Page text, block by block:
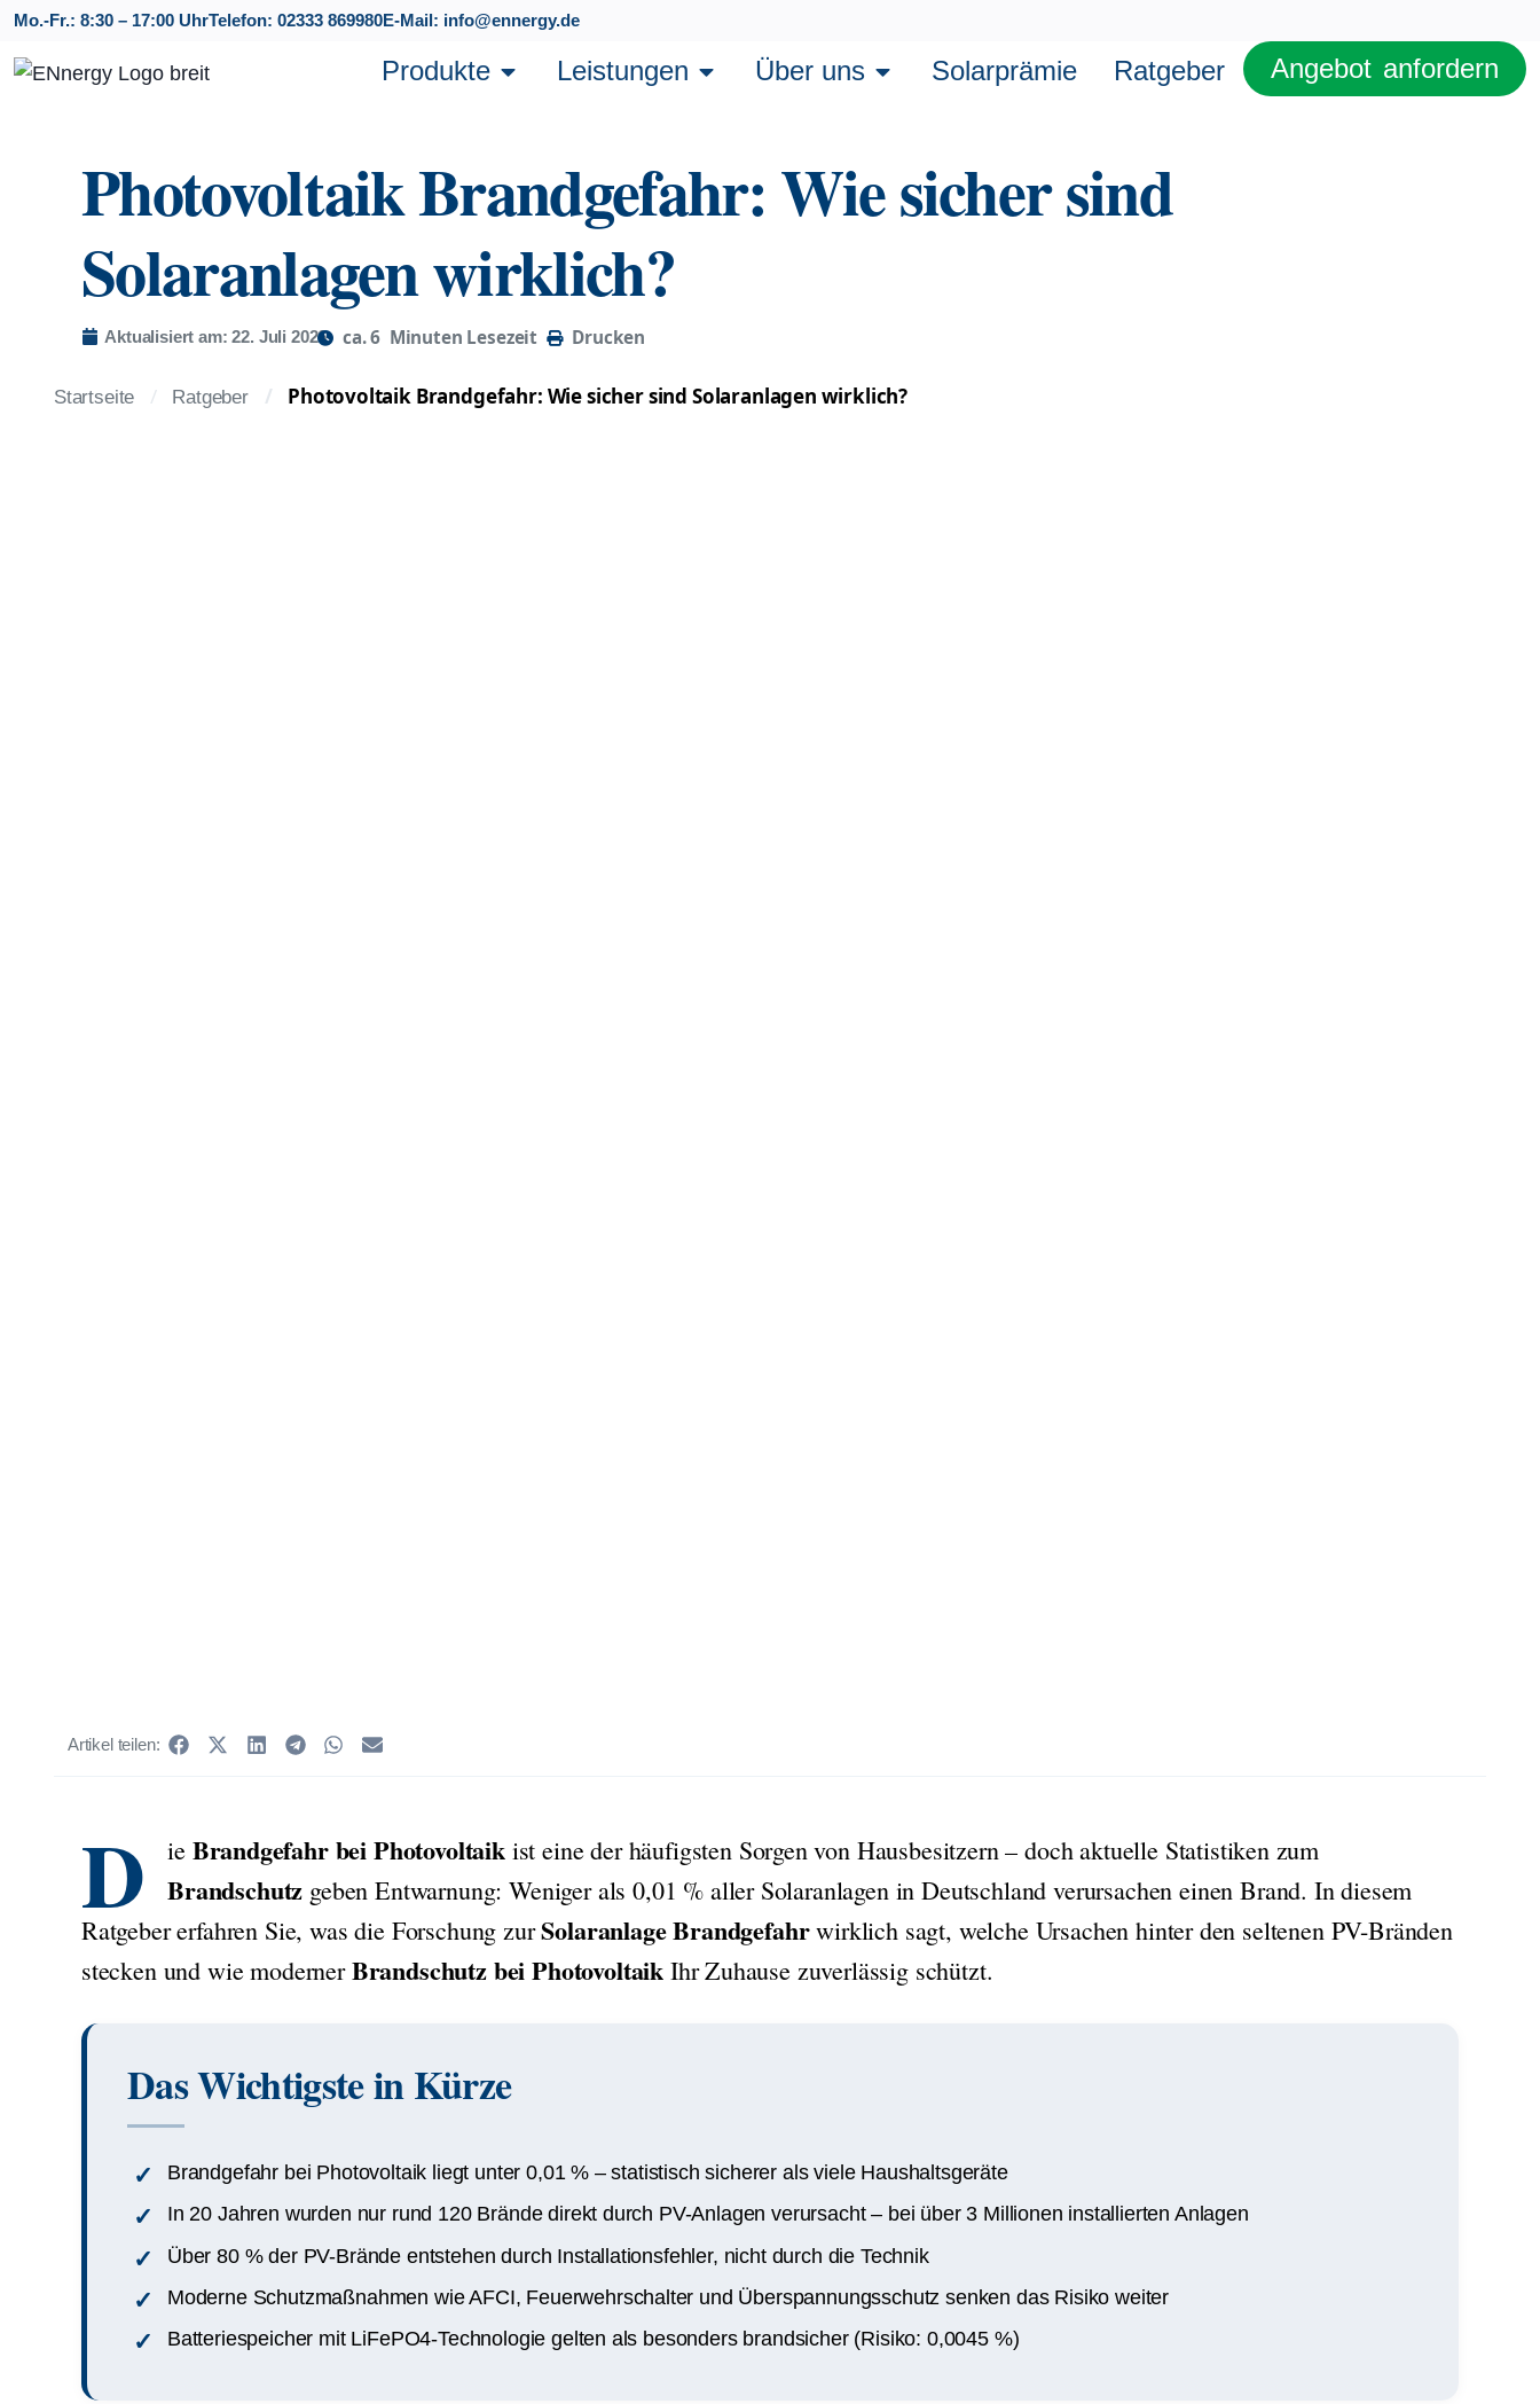
Mo.-Fr.: 8:30 – 17:00 UhrTelefon: 02333 869980E-Mail: info@ennergy.de
Produkte Leistungen Über uns Solarprämie Ratgeber Angebot anfordern
Photovoltaik Brandgefahr: Wie sicher sind
Solaranlagen wirklich?
Aktualisiert am: 22. Juli 2026 ca.6 Minuten Lesezeit Drucken
Startseite Ratgeber Photovoltaik Brandgefahr: Wie sicher sind Solaranlagen wirklich?
Artikel teilen:
D ie Brandgefahr bei Photovoltaikist eine der häufigsten Sorgen von Hausbesitzern – doch aktuelle Statistiken zum
Brandschutz geben Entwarnung: Weniger als 0,01 % aller Solaranlagen in Deutschland verursachen einen Brand. In diesem
Ratgeber erfahren Sie, was die Forschung zurSolaranlage Brandgefahrwirklich sagt, welche Ursachen hinter den seltenen PV-Bränden
stecken und wie modernerBrandschutz bei Photovoltaik Ihr Zuhause zuverlässig schützt.
Das Wichtigste in Kürze
Brandgefahr bei Photovoltaik liegt unter 0,01 % – statistisch sicherer als viele Haushaltsgeräte
In 20 Jahren wurden nur rund 120 Brände direkt durch PV-Anlagen verursacht – bei über 3 Millionen installierten Anlagen
Über 80 % der PV-Brände entstehen durch Installationsfehler, nicht durch die Technik
Moderne Schutzmaßnahmen wie AFCI, Feuerwehrschalter und Überspannungsschutz senken das Risiko weiter
Batteriespeicher mit LiFePO4-Technologie gelten als besonders brandsicher (Risiko: 0,0045 %)